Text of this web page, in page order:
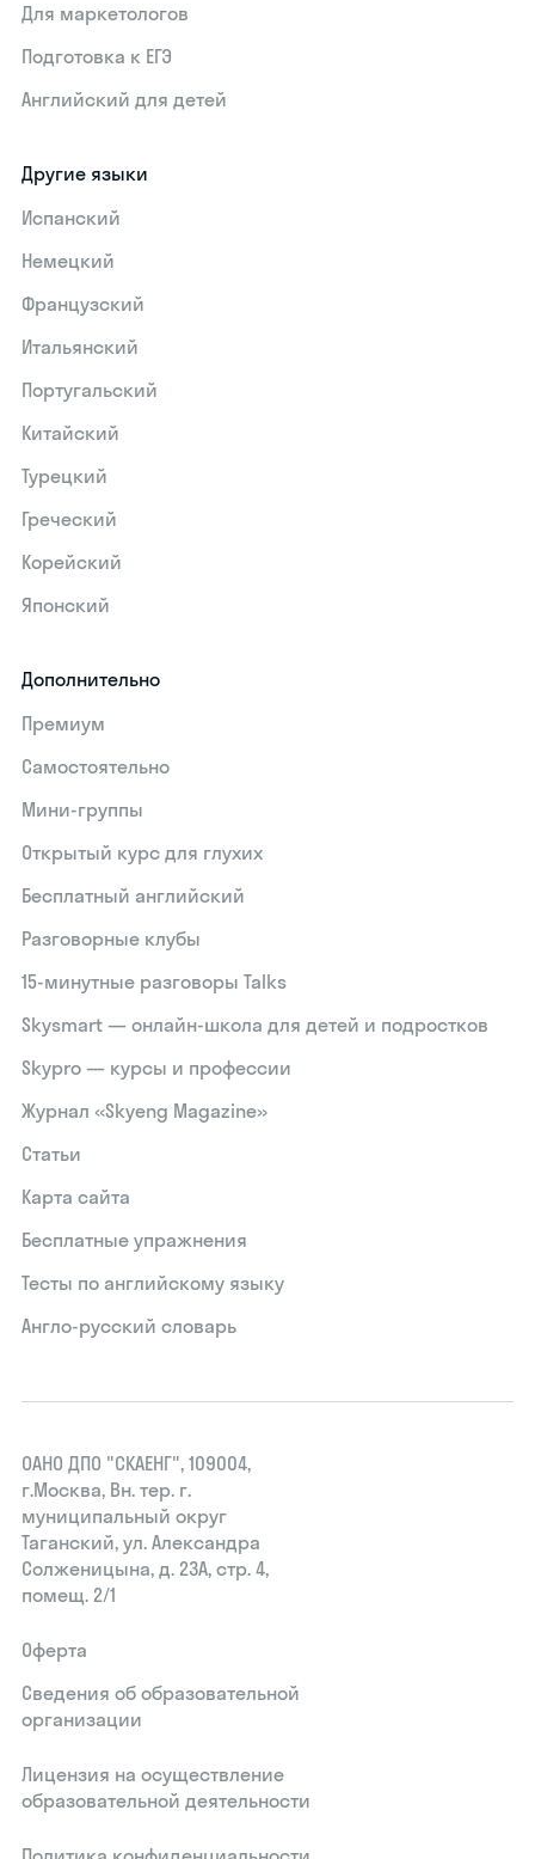
Для маркетологов
Подготовка к ЕГЭ
Английский для детей
Другие языки
Испанский
Немецкий
Французский
Итальянский
Португальский
Китайский
Турецкий
Греческий
Корейский
Японский
Дополнительно
Премиум
Самостоятельно
Мини-группы
Открытый курс для глухих
Бесплатный английский
Разговорные клубы
15‑минутные разговоры Talks
Skysmart — онлайн-школа для детей и подростков
Skypro — курсы и профессии
Журнал «Skyeng Magazine»
Статьи
Карта сайта
Бесплатные упражнения
Тесты по английскому языку
Англо-русский словарь
ОАНО ДПО "СКАЕНГ", 109004,
г.Москва, Вн. тер. г.
муниципальный округ
Таганский, ул. Александра
Солженицына, д. 23А, стр. 4,
помещ. 2/1
Оферта
Сведения об образовательной
организации
Лицензия на осуществление
образовательной деятельности